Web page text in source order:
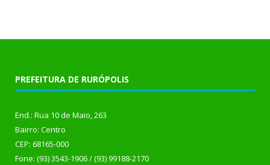
PREFEITURA DE RURÓPOLIS
End.: Rua 10 de Maio, 263
Bairro: Centro
CEP: 68165-000
Fone: (93) 3543-1906 / (93) 99188-2170